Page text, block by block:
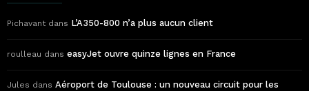
Pichavant dans L’A350-800 n’a plus aucun client
roulleau dans easyJet ouvre quinze lignes en France
Jules dans Aéroport de Toulouse : un nouveau circuit pour les